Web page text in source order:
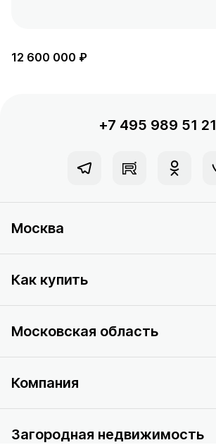
12 600 000 ₽
+7 495 989 51 21
Москва
Как купить
Московская область
Компания
Загородная недвижимость